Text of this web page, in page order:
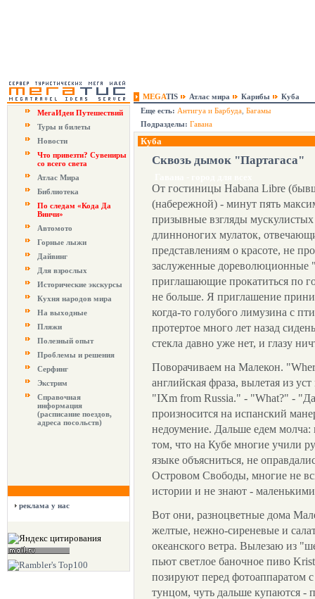
MEGATIS Атлас мира Карибы
Куба
МегаИдеи Путешествий
Туры и билеты
Новости
Что привезти? Сувениры
со всего света
Атлас Мира
Библиотека
По следам «Кода Да
Винчи»
Автомото
Горные лыжи
Дайвинг
Для взрослых
Исторические экскурсы
Кухня народов мира
На выходные
Пляжи
Полезный опыт
Проблемы и решения
Серфинг
Экстрим
Справочная
информация
(расписание поездов,
адреса посольств)
реклама у нас
Еще есть: Антигуа и Барбуда Багамы
Подразделы: Гавана
Куба
Сквозь дымок "Партагаса"
От гостиницы Habana Libre
(набережной) - минут пять
призывные взгляды
длинноногих мулаток,
представлениям о красоте, не
заслуженные
приглашающие прокатиться по
не больше. Я приглашение
когда-то голубого лимузина с
протертое много лет назад
стекла давно уже нет, и глазу
Поворачиваем на Малекон.
английская фраза, вылетая из
"IХm from Russia." - "What?" -
произносится на испанский
недоумение. Дальше едем молча:
том, что на Кубе многие учили
языке объясниться, не
Островом Свободы, многие не
истории и не знают -
Вот они, разноцветные дома
желтые, нежно-сиреневые и
океанского ветра. Вылезаю из
пьют светлое баночное пиво
позируют перед фотоаппаратом
тунцом, чуть дальше купаются -